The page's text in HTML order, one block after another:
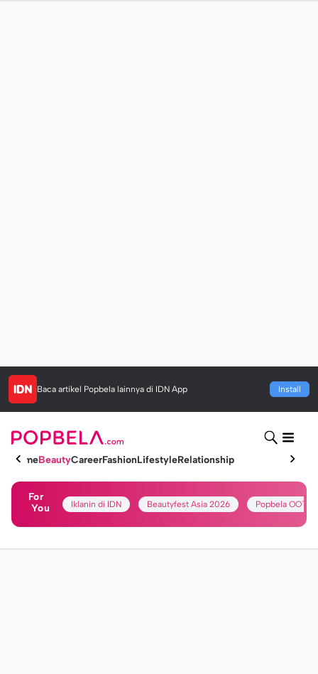
Baca artikel Popbela lainnya di IDN App Install
HomeBeautyCareerFashionLifestyleRelationship
For
You
Iklanin di IDN Beautyfest Asia 2026 Popbela OOTD